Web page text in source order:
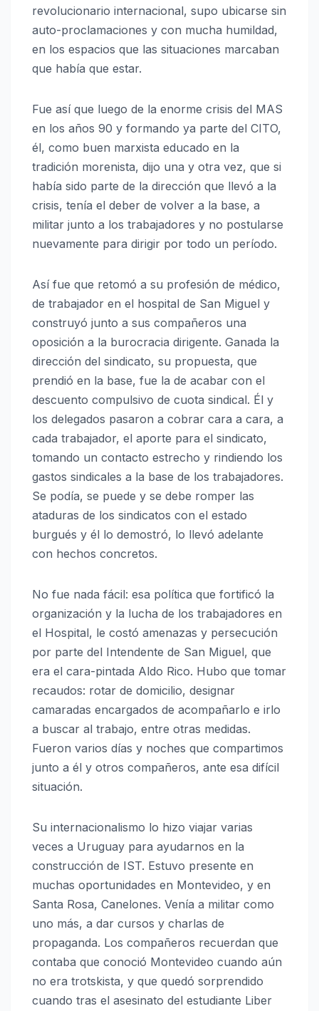
revolucionario internacional, supo ubicarse sin
auto-proclamaciones y con mucha humildad,
en los espacios que las situaciones marcaban
que había que estar.
Fue así que luego de la enorme crisis del MAS
en los años 90 y formando ya parte del CITO,
él, como buen marxista educado en la
tradición morenista, dijo una y otra vez, que si
había sido parte de la dirección que llevó a la
crisis, tenía el deber de volver a la base, a
militar junto a los trabajadores y no postularse
nuevamente para dirigir por todo un período.
Así fue que retomó a su profesión de médico,
de trabajador en el hospital de San Miguel y
construyó junto a sus compañeros una
oposición a la burocracia dirigente. Ganada la
dirección del sindicato, su propuesta, que
prendió en la base, fue la de acabar con el
descuento compulsivo de cuota sindical. Él y
los delegados pasaron a cobrar cara a cara, a
cada trabajador, el aporte para el sindicato,
tomando un contacto estrecho y rindiendo los
gastos sindicales a la base de los trabajadores.
Se podía, se puede y se debe romper las
ataduras de los sindicatos con el estado
burgués y él lo demostró, lo llevó adelante
con hechos concretos.
No fue nada fácil: esa política que fortificó la
organización y la lucha de los trabajadores en
el Hospital, le costó amenazas y persecución
por parte del Intendente de San Miguel, que
era el cara-pintada Aldo Rico. Hubo que tomar
recaudos: rotar de domicilio, designar
camaradas encargados de acompañarlo e irlo
a buscar al trabajo, entre otras medidas.
Fueron varios días y noches que compartimos
junto a él y otros compañeros, ante esa difícil
situación.
Su internacionalismo lo hizo viajar varias
veces a Uruguay para ayudarnos en la
construcción de IST. Estuvo presente en
muchas oportunidades en Montevideo, y en
Santa Rosa, Canelones. Venía a militar como
uno más, a dar cursos y charlas de
propaganda. Los compañeros recuerdan que
contaba que conoció Montevideo cuando aún
no era trotskista, y que quedó sorprendido
cuando tras el asesinato del estudiante Liber